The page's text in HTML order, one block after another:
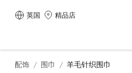
英国 精品店
配饰 围巾 羊毛针织围巾